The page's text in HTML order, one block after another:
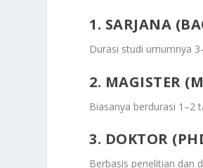
1. SARJANA
Durasi studi umumnya
2. MAGISTER
Biasanya berdurasi 1–2
3. DOKTOR
Berbasis penelitian dan